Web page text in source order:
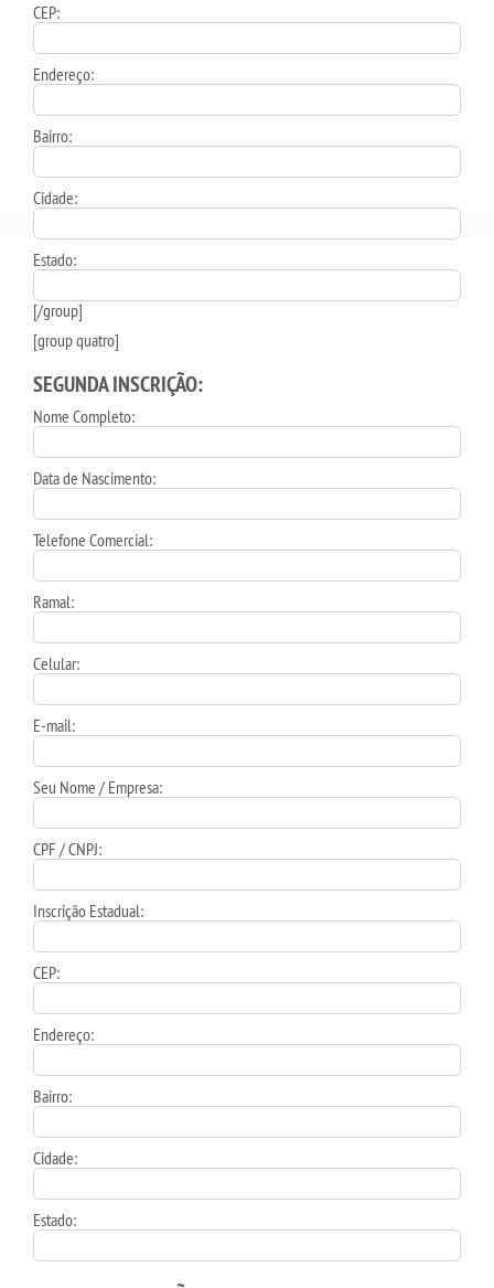
CEP:
Endereço:
Bairro:
Cidade:
Estado:
[/group]
[group quatro]
SEGUNDA INSCRIÇÃO:
Nome Completo:
Data de Nascimento:
Telefone Comercial:
Ramal:
Celular:
E-mail:
Seu Nome / Empresa:
CPF / CNPJ:
Inscrição Estadual:
CEP:
Endereço:
Bairro:
Cidade:
Estado: